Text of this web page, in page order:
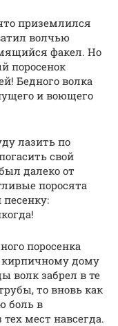
приземлился
волчью
факел. Но
поросенок
Бедного волка
и воющего
лазить по
свой
далеко от
поросята
поросенка
кирпичному дому
волк забрел в те
то вновь как
боль в
мест навсегда.